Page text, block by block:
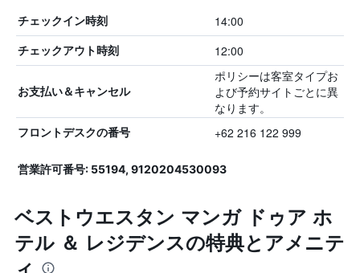
チェックイン時刻 14:00
チェックアウト時刻 12:00
お支払い＆キャンセル
ポリシーは客室タイプお
よび予約サイトごとに異
なります。
フロントデスクの番号 +62 216 122 999
営業許可番号: 55194, 9120204530093
ベストウエスタン マンガ ドゥア ホ
テル ＆ レジデンスの特典とアメニテ
ィ